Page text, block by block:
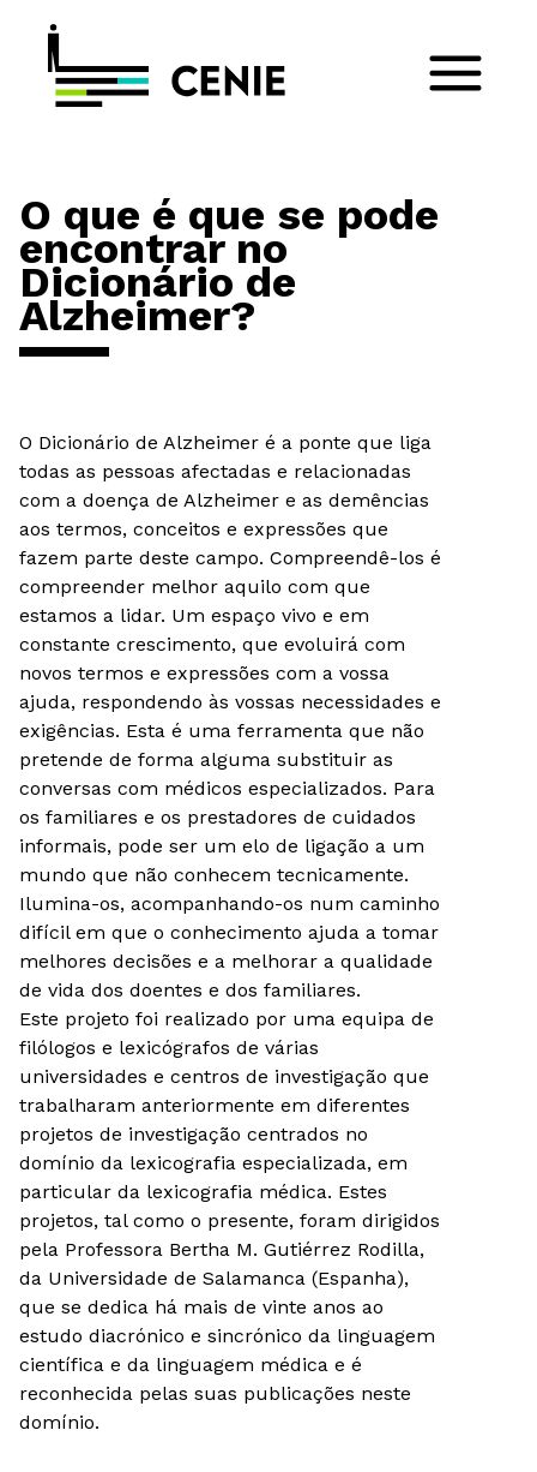
O que é que se pode
encontrar no
Dicionário de
Alzheimer?
O Dicionário de Alzheimer é a ponte que liga
todas as pessoas afectadas e relacionadas
com a doença de Alzheimer e as demências
aos termos, conceitos e expressões que
fazem parte deste campo. Compreendê-los é
compreender melhor aquilo com que
estamos a lidar. Um espaço vivo e em
constante crescimento, que evoluirá com
novos termos e expressões com a vossa
ajuda, respondendo às vossas necessidades e
exigências. Esta é uma ferramenta que não
pretende de forma alguma substituir as
conversas com médicos especializados. Para
os familiares e os prestadores de cuidados
informais, pode ser um elo de ligação a um
mundo que não conhecem tecnicamente.
Ilumina-os, acompanhando-os num caminho
difícil em que o conhecimento ajuda a tomar
melhores decisões e a melhorar a qualidade
de vida dos doentes e dos familiares.
Este projeto foi realizado por uma equipa de
filólogos e lexicógrafos de várias
universidades e centros de investigação que
trabalharam anteriormente em diferentes
projetos de investigação centrados no
domínio da lexicografia especializada, em
particular da lexicografia médica. Estes
projetos, tal como o presente, foram dirigidos
pela Professora Bertha M. Gutiérrez Rodilla,
da Universidade de Salamanca (Espanha),
que se dedica há mais de vinte anos ao
estudo diacrónico e sincrónico da linguagem
científica e da linguagem médica e é
reconhecida pelas suas publicações neste
domínio.